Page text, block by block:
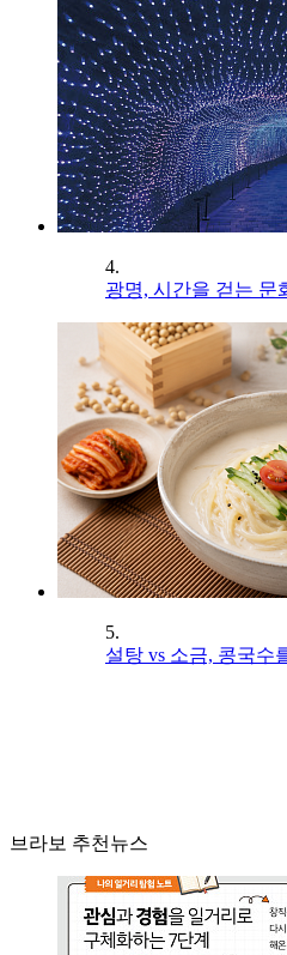
4.
광명, 시간을 걷는 문
5.
설탕 vs 소금, 콩국수
브라보 추천뉴스